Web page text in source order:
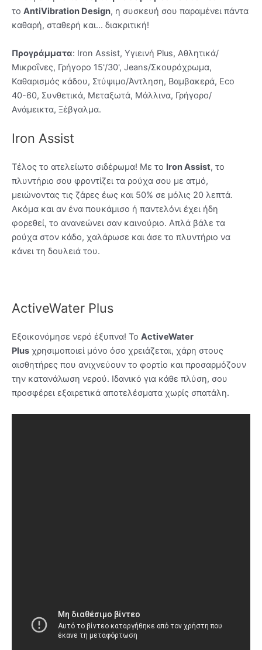
το AntiVibration Design, η συσκευή σου παραμένει πάντα
καθαρή, σταθερή και… διακριτική!
Προγράμματα: Iron Assist, Υγιεινή Plus, Αθλητικά/
Μικροΐνες, Γρήγορο 15'/30', Jeans/Σκουρόχρωμα,
Καθαρισμός κάδου, Στύψιμο/Άντληση, Βαμβακερά, Eco
40-60, Συνθετικά, Μεταξωτά, Μάλλινα, Γρήγορο/
Ανάμεικτα, Ξέβγαλμα.
Iron Assist
Τέλος το ατελείωτο σιδέρωμα! Με το Iron Assist, το
πλυντήριο σου φροντίζει τα ρούχα σου με ατμό,
μειώνοντας τις ζάρες έως και 50% σε μόλις 20 λεπτά.
Ακόμα και αν ένα πουκάμισο ή παντελόνι έχει ήδη
φορεθεί, το ανανεώνει σαν καινούριο. Απλά βάλε τα
ρούχα στον κάδο, χαλάρωσε και άσε το πλυντήριο να
κάνει τη δουλειά του.
ActiveWater Plus
Εξοικονόμησε νερό έξυπνα! Το ActiveWater
Plus χρησιμοποιεί μόνο όσο χρειάζεται, χάρη στους
αισθητήρες που ανιχνεύουν το φορτίο και προσαρμόζουν
την κατανάλωση νερού. Ιδανικό για κάθε πλύση, σου
προσφέρει εξαιρετικά αποτελέσματα χωρίς σπατάλη.